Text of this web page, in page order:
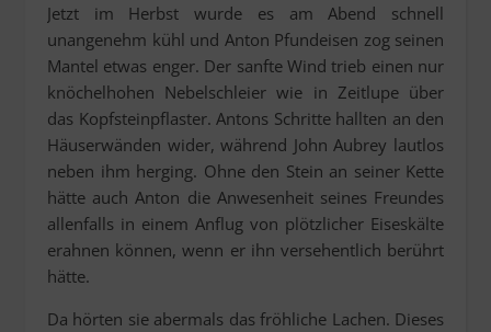
Jetzt im Herbst wurde es am Abend schnell
unangenehm kühl und Anton Pfundeisen zog seinen
Mantel etwas enger. Der sanfte Wind trieb einen nur
knöchelhohen Nebelschleier wie in Zeitlupe über
das Kopfsteinpflaster. Antons Schritte hallten an den
Häuserwänden wider, während John Aubrey lautlos
neben ihm herging. Ohne den Stein an seiner Kette
hätte auch Anton die Anwesenheit seines Freundes
allenfalls in einem Anflug von plötzlicher Eiseskälte
erahnen können, wenn er ihn versehentlich berührt
hätte.
Da hörten sie abermals das fröhliche Lachen. Dieses